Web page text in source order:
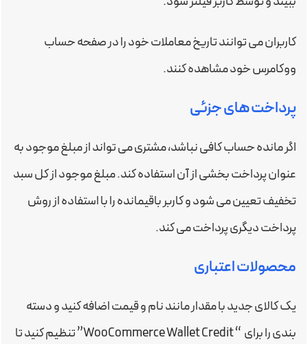
کاربران می توانند تاریخ معاملات خود را در صفحه حساب
ووکامرس خود مشاهده کنند.
پرداخت های جزئی
اگر مانده حساب کافی نباشد، مشتری می تواند از مبلغ موجود به
عنوان پرداخت بخشی از آن استفاده کند. مبلغ موجود از کل سبد
تخفیف تعیین می شود و کاربر باقیمانده را با استفاده از روش
پرداخت دیگری پرداخت می کند.
محصولات اعتباری
یک کالای جدید با مقدار مانند نام و قیمت اضافه کنید و دسته
بندی را برای “ WooCommerce Wallet Credit” تنظیم کنید تا